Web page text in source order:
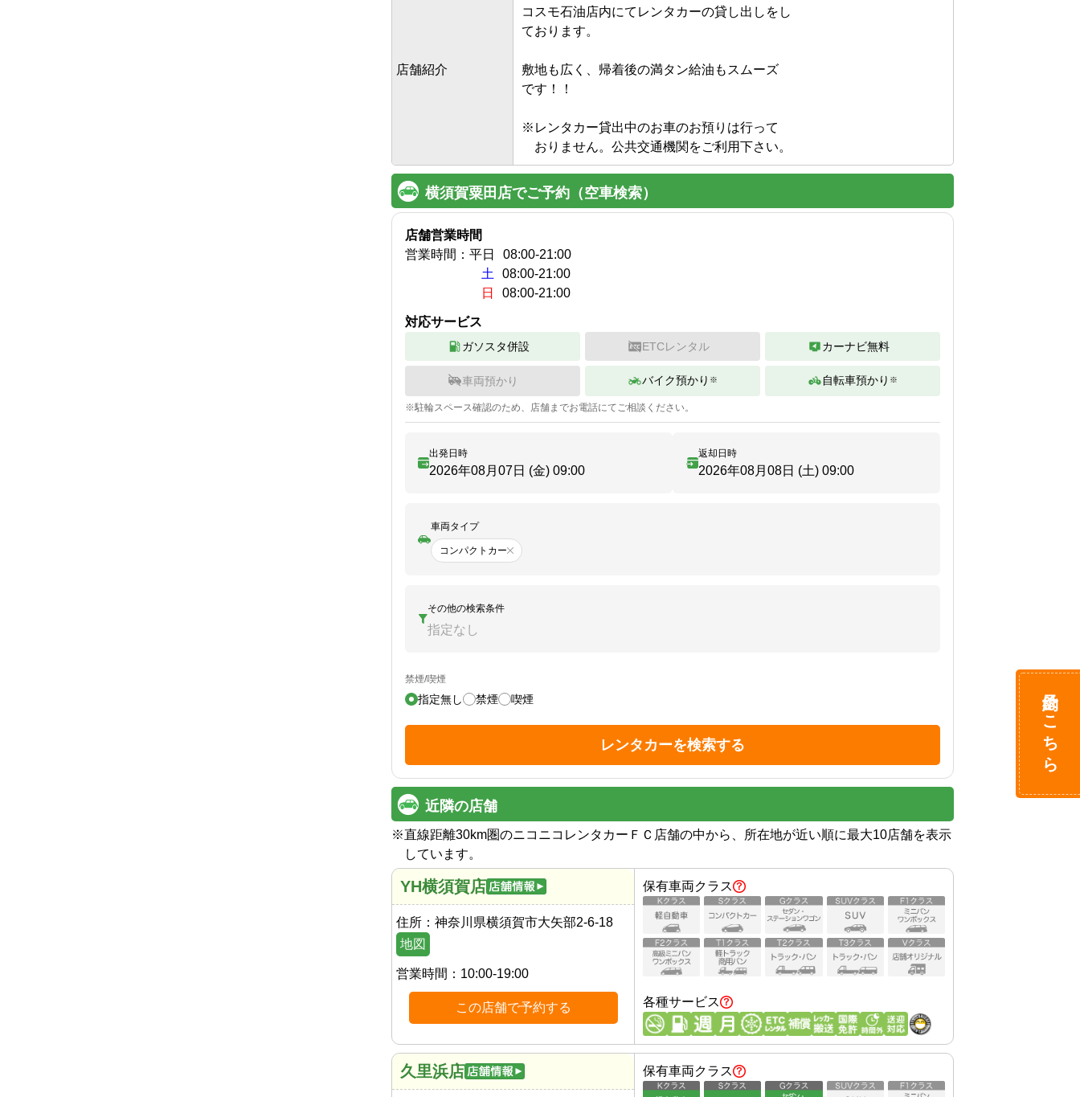
店舗紹介
コスモ石油店内にてレンタカーの貸し出しをし
ております。
敷地も広く、帰着後の満タン給油もスムーズ
です！！
※レンタカー貸出中のお車のお預りは行って
おりません。公共交通機関をご利用下さい。
横須賀粟田店でご予約（空車検索）
店舗営業時間
営業時間： 平日 08:00-21:00
土
08:00-21:00
日
08:00-21:00
対応サービス
ガソスタ併設 ETCレンタル カーナビ無料
車両預かり バイク預かり ※ 自転車預かり ※
※駐輪スペース確認のため、店舗までお電話にてご相談ください。
出発日時
2026年08月07日 (金) 09:00
返却日時
2026年08月08日 (土) 09:00
車両タイプ
コンパクトカー
その他の検索条件
指定なし
禁煙/喫煙
指定無し 禁煙 喫煙
レンタカーを検索する
近隣の店舗
※直線距離30km圏のニコニコレンタカーＦＣ店舗の中から、所在地が近い順に最大10店舗を表示
しています。
YH横須賀店
住所： 神奈川県横須賀市大矢部2-6-18
地図
営業時間： 10:00-19:00
この店舗で予約する
保有車両クラス
各種サービス
久里浜店 保有車両クラス
予約はこちら